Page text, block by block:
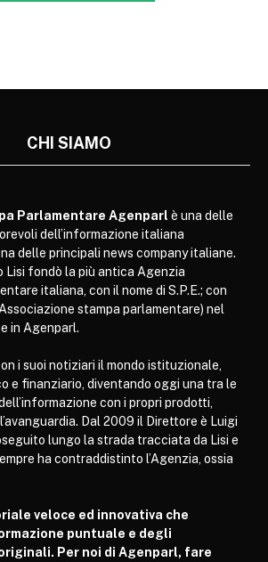
CHI SIAMO
Parlamentare Agenparl è una delle
dell’informazione italiana
delle principali news company italiane.
Lisi fondò la più antica Agenzia
italiana, con il nome di S.P.E.; con
stampa parlamentare) nel
in Agenparl.
i suoi notiziari il mondo istituzionale,
e finanziario, diventando oggi una tra le
con i propri prodotti,
Dal 2009 il Direttore è Luigi
lungo la strada tracciata da Lisi e
ha contraddistinto l’Agenzia, ossia
veloce ed innovativa che
puntuale e degli
Per noi di Agenparl, fare